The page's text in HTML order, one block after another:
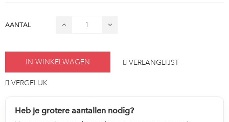
AANTAL
IN WINKELWAGEN VERLANGLIJST
VERGELIJK
Heb je grotere aantallen nodig?